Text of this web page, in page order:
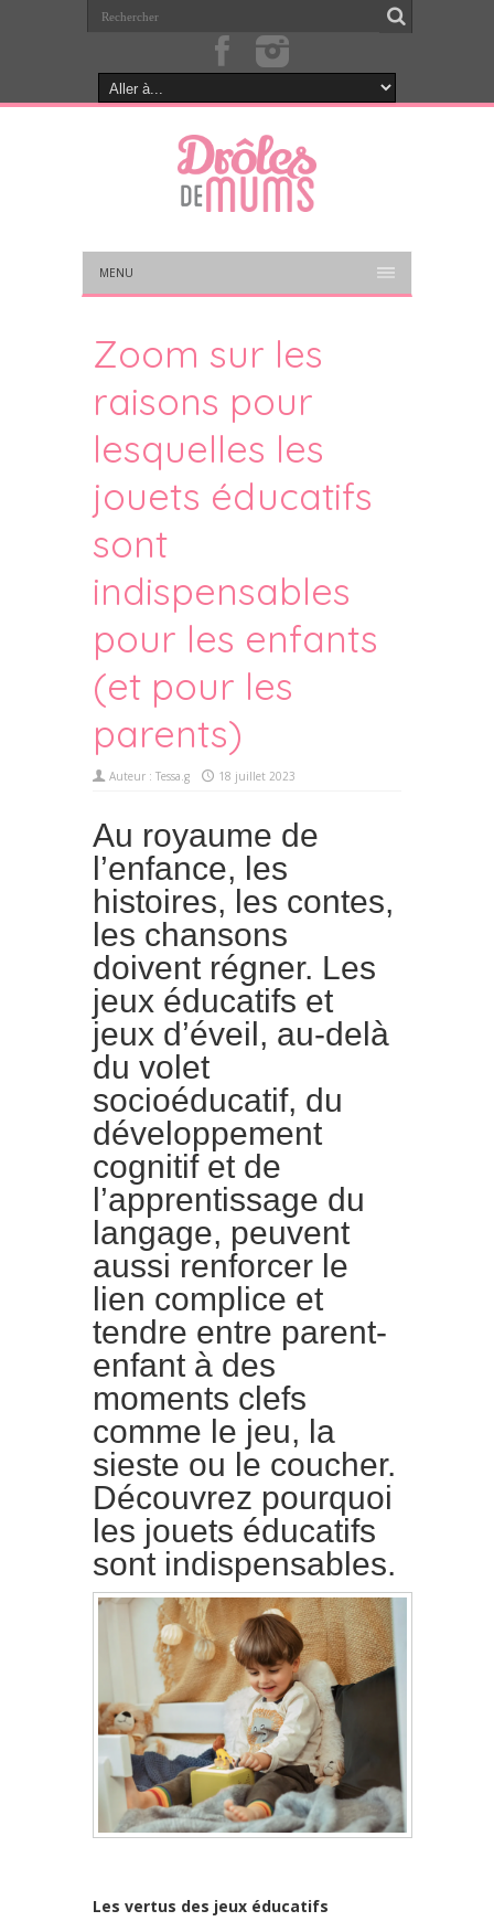
MENU
Zoom sur les
raisons pour
lesquelles les
jouets éducatifs
sont
indispensables
pour les enfants
(et pour les
parents)
Auteur : Tessa.g 18 juillet 2023
Au royaume de
l’enfance, les
histoires, les contes,
les chansons
doivent régner. Les
jeux éducatifs et
jeux d’éveil, au-delà
du volet
socioéducatif, du
développement
cognitif et de
l’apprentissage du
langage, peuvent
aussi renforcer le
lien complice et
tendre entre parent-
enfant à des
moments clefs
comme le jeu, la
sieste ou le coucher.
Découvrez pourquoi
les jouets éducatifs
sont indispensables.
Les vertus des jeux éducatifs